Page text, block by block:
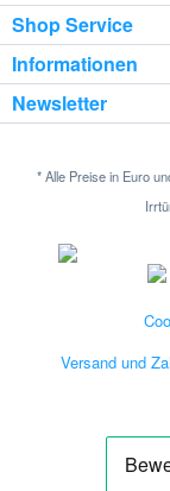
Shop Service
Informationen
Newsletter
* Alle Preise in Euro
Versand und